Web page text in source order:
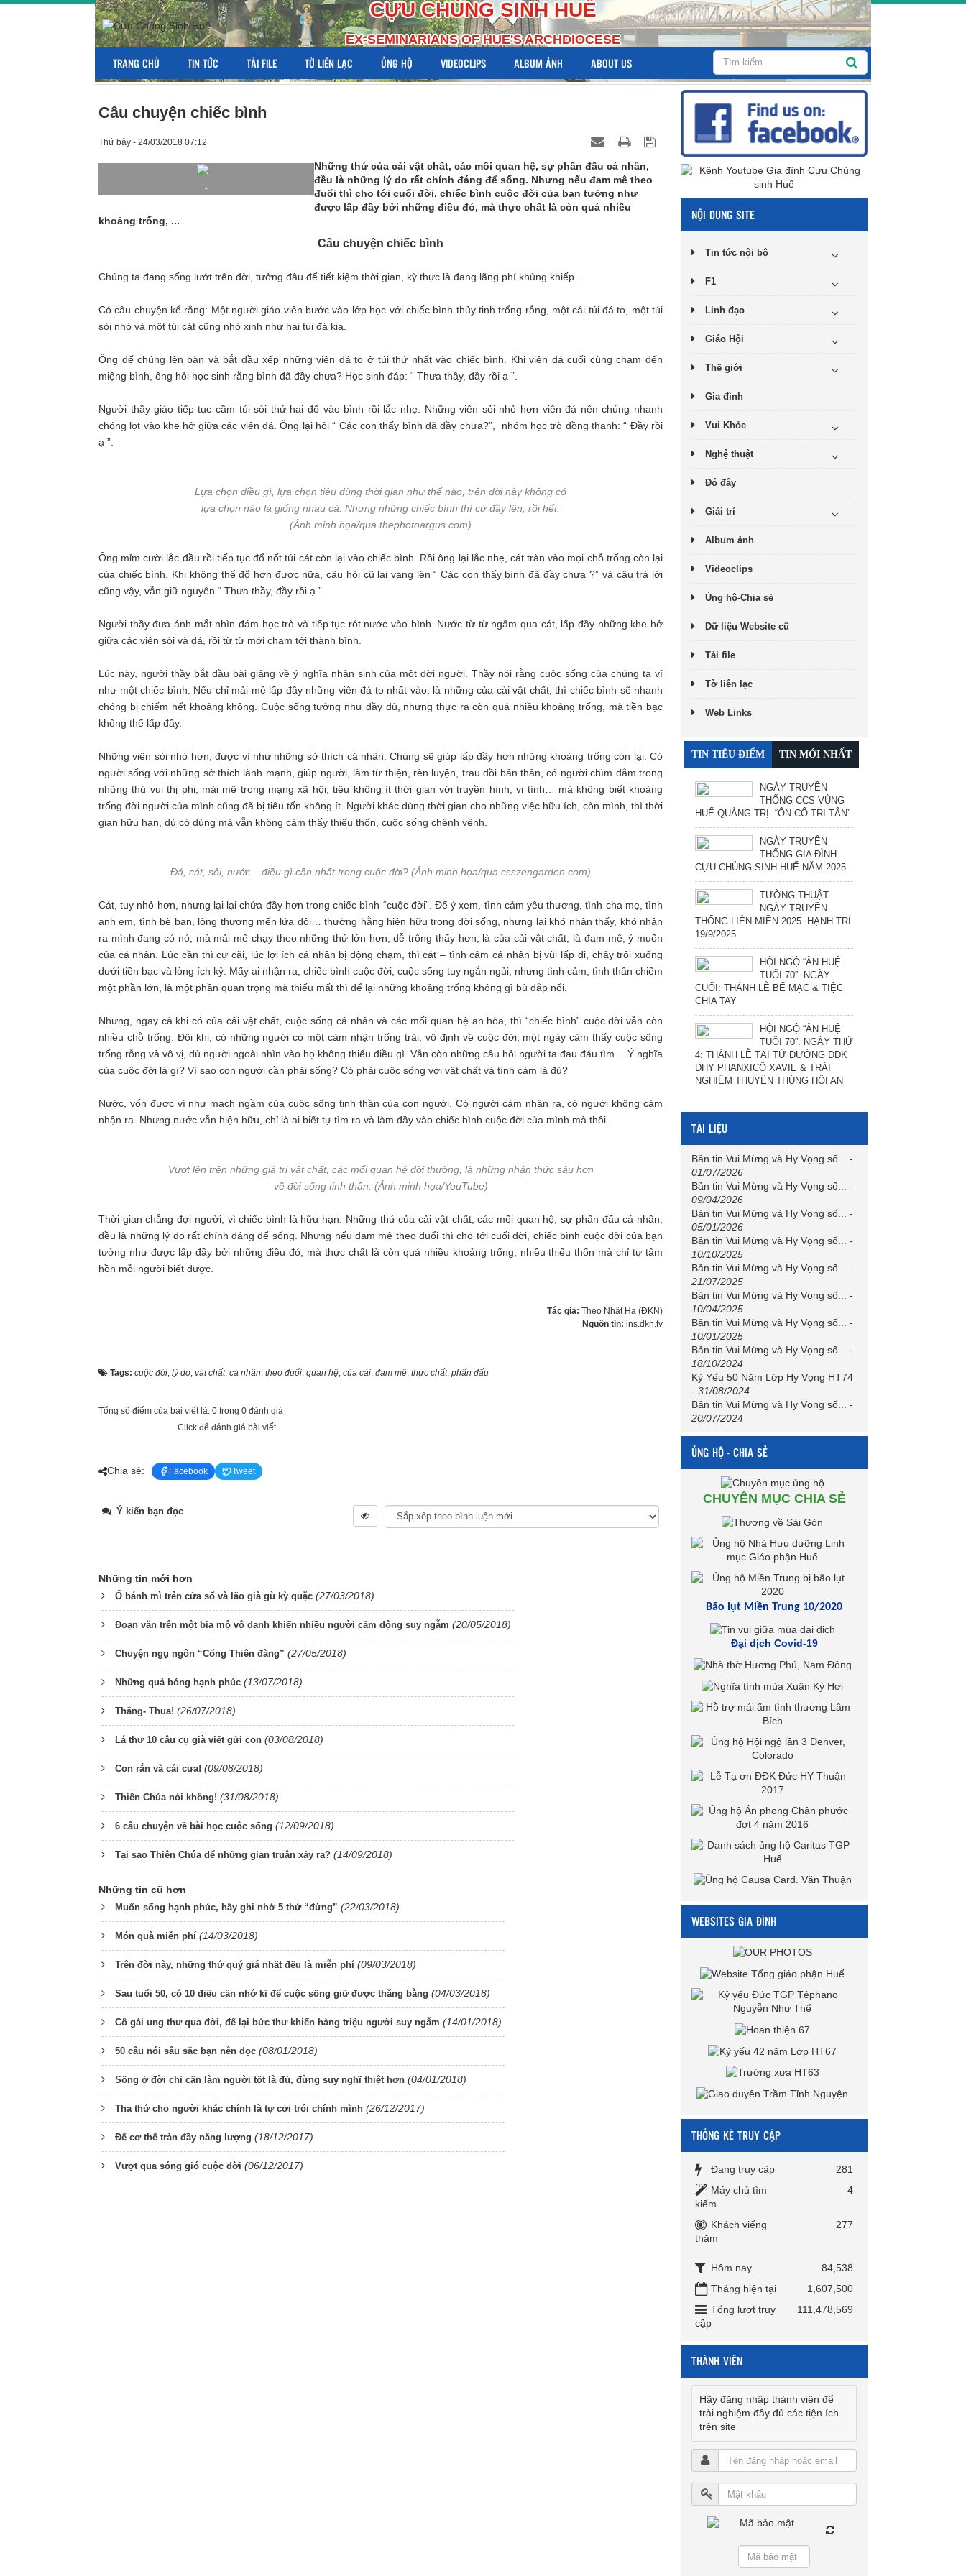
CỰU CHỦNG SINH HUẾ
EX-SEMINARIANS OF HUE'S ARCHDIOCESE
TRANG CHỦ TIN TỨC TẢI FILE TỜ LIÊN LẠC ỦNG HỘ VIDEOCLIPS ALBUM ẢNH ABOUT US
Câu chuyện chiếc bình
Thứ bảy - 24/03/2018 07:12
-
Những thứ của cải vật chất, các mối quan hệ, sự phấn đấu cá nhân,
đều là những lý do rất chính đáng để sống. Nhưng nếu đam mê theo
đuổi thì cho tới cuối đời, chiếc bình cuộc đời của bạn tưởng như
được lấp đầy bởi những điều đó, mà thực chất là còn quá nhiều
khoảng trống, ...
Câu chuyện chiếc bình
Chúng ta đang sống lướt trên đời, tưởng đâu để tiết kiệm thời gian, kỳ thực là đang lãng phí khủng khiếp…
Có câu chuyện kể rằng: Một người giáo viên bước vào lớp học với chiếc bình thủy tinh trống rỗng, một cái túi đá to, một túi
sỏi nhỏ và một túi cát cũng nhỏ xinh như hai túi đá kia.
Ông để chúng lên bàn và bắt đầu xếp những viên đá to ở túi thứ nhất vào chiếc bình. Khi viên đá cuối cùng chạm đến
miệng bình, ông hỏi học sinh rằng bình đã đầy chưa? Học sinh đáp: “ Thưa thầy, đầy rồi ạ ”.
Người thầy giáo tiếp tục cầm túi sỏi thứ hai đổ vào bình rồi lắc nhẹ. Những viên sỏi nhỏ hơn viên đá nên chúng nhanh
chóng lọt vào khe hở giữa các viên đá. Ông lại hỏi “ Các con thấy bình đã đầy chưa?”, nhóm học trò đồng thanh: “ Đầy rồi
ạ ”.
Lựa chọn điều gì, lựa chọn tiêu dùng thời gian như thế nào, trên đời này không có
lựa chọn nào là giống nhau cả. Nhưng những chiếc bình thì cứ đầy lên, rồi hết.
(Ảnh minh họa/qua thephotoargus.com)
Ông mỉm cười lắc đầu rồi tiếp tục đổ nốt túi cát còn lại vào chiếc bình. Rồi ông lại lắc nhẹ, cát tràn vào mọi chỗ trống còn lại
của chiếc bình. Khi không thể đổ hơn được nữa, câu hỏi cũ lại vang lên “ Các con thấy bình đã đầy chưa ?” và câu trả lời
cũng vậy, vẫn giữ nguyên “ Thưa thầy, đầy rồi ạ ”.
Người thầy đưa ánh mắt nhìn đám học trò và tiếp tục rót nước vào bình. Nước từ từ ngấm qua cát, lấp đầy những khe hở
giữa các viên sỏi và đá, rồi từ từ mới chạm tới thành bình.
Lúc này, người thầy bắt đầu bài giảng về ý nghĩa nhân sinh của một đời người. Thầy nói rằng cuộc sống của chúng ta ví
như một chiếc bình. Nếu chỉ mải mê lấp đầy những viên đá to nhất vào, là những của cải vật chất, thì chiếc bình sẽ nhanh
chóng bị chiếm hết khoảng không. Cuộc sống tưởng như đầy đủ, nhưng thực ra còn quá nhiều khoảng trống, mà tiền bạc
không thể lấp đầy.
Những viên sỏi nhỏ hơn, được ví như những sở thích cá nhân. Chúng sẽ giúp lấp đầy hơn những khoảng trống còn lại. Có
người sống với những sở thích lành mạnh, giúp người, làm từ thiện, rèn luyện, trau dồi bản thân, có người chìm đắm trong
những thú vui thị phi, mải mê trong mạng xã hội, tiêu không ít thời gian với truyền hình, vi tính… mà không biết khoảng
trống đời người của mình cũng đã bị tiêu tốn không ít. Người khác dùng thời gian cho những việc hữu ích, còn mình, thì thời
gian hữu hạn, dù có dùng mà vẫn không cảm thấy thiếu thốn, cuộc sống chênh vênh.
Đá, cát, sỏi, nước – điều gì cần nhất trong cuộc đời? (Ảnh minh họa/qua csszengarden.com)
Cát, tuy nhỏ hơn, nhưng lại lại chứa đầy hơn trong chiếc bình “cuộc đời”. Để ý xem, tình cảm yêu thương, tình cha mẹ, tình
anh em, tình bè bạn, lòng thương mến lứa đôi… thường hằng hiện hữu trong đời sống, nhưng lại khó nhận thấy, khó nhận
ra mình đang có nó, mà mải mê chạy theo những thứ lớn hơn, dễ trông thấy hơn, là của cải vật chất, là đam mê, ý muốn
của cá nhân. Lúc cần thì cự cãi, lúc lợi ích cá nhân bị động chạm, thì cát – tình cảm cá nhân bị vùi lấp đi, chảy trôi xuống
dưới tiền bạc và lòng ích kỷ. Mấy ai nhận ra, chiếc bình cuộc đời, cuộc sống tuy ngắn ngủi, nhưng tình cảm, tình thân chiếm
một phần lớn, là một phần quan trọng mà thiếu mất thì để lại những khoảng trống không gì bù đắp nổi.
Nhưng, ngay cả khi có của cải vật chất, cuộc sống cá nhân và các mối quan hệ an hòa, thì “chiếc bình” cuộc đời vẫn còn
nhiều chỗ trống. Đôi khi, có những người có một cảm nhận trống trải, vô định về cuộc đời, một ngày cảm thấy cuộc sống
trống rỗng và vô vị, dù người ngoài nhìn vào họ không thiếu điều gì. Vẫn còn những câu hỏi người ta đau đáu tìm… Ý nghĩa
của cuộc đời là gì? Vì sao con người cần phải sống? Có phải cuộc sống với vật chất và tình cảm là đủ?
Nước, vốn được ví như mạch ngầm của cuộc sống tinh thần của con người. Có người cảm nhận ra, có người không cảm
nhận ra. Nhưng nước vẫn hiện hữu, chỉ là ai biết tự tìm ra và làm đầy vào chiếc bình cuộc đời của mình mà thôi.
Vượt lên trên những giá trị vật chất, các mối quan hệ đời thường, là những nhận thức sâu hơn
về đời sống tinh thần. (Ảnh minh họa/YouTube)
Thời gian chẳng đợi người, vì chiếc bình là hữu hạn. Những thứ của cải vật chất, các mối quan hệ, sự phấn đấu cá nhân,
đều là những lý do rất chính đáng để sống. Nhưng nếu đam mê theo đuổi thì cho tới cuối đời, chiếc bình cuộc đời của bạn
tưởng như được lấp đầy bởi những điều đó, mà thực chất là còn quá nhiều khoảng trống, nhiều thiếu thốn mà chỉ tự tâm
hồn mỗi người biết được.
Tác giả: Theo Nhật Hạ (ĐKN)
Nguồn tin: ins.dkn.tv
Tags: cuộc đời lý do vật chất, cá nhân theo đuổi quan hệ của cải đam mê thực chất, phấn đấu
Tổng số điểm của bài viết là: 0 trong 0 đánh giá
Click để đánh giá bài viết
Chia sẻ: Facebook Tweet
Ý kiến bạn đọc
Những tin mới hơn
Ổ bánh mì trên cửa sổ và lão già gù kỳ quặc (27/03/2018)
Đoạn văn trên một bia mộ vô danh khiến nhiều người cảm động suy ngẫm (20/05/2018)
Chuyện ngụ ngôn “Cổng Thiên đàng” (27/05/2018)
Những quả bóng hạnh phúc (13/07/2018)
Thắng- Thua! (26/07/2018)
Lá thư 10 câu cụ già viết gửi con (03/08/2018)
Con rắn và cái cưa! (09/08/2018)
Thiên Chúa nói không! (31/08/2018)
6 câu chuyện về bài học cuộc sống (12/09/2018)
Tại sao Thiên Chúa để những gian truân xảy ra? (14/09/2018)
Những tin cũ hơn
Muốn sống hạnh phúc, hãy ghi nhớ 5 thứ “đừng” (22/03/2018)
Món quà miễn phí (14/03/2018)
Trên đời này, những thứ quý giá nhất đều là miễn phí (09/03/2018)
Sau tuổi 50, có 10 điều cần nhớ kĩ để cuộc sống giữ được thăng bằng (04/03/2018)
Cô gái ung thư qua đời, để lại bức thư khiến hàng triệu người suy ngẫm (14/01/2018)
50 câu nói sâu sắc bạn nên đọc (08/01/2018)
Sống ở đời chỉ cần làm người tốt là đủ, đừng suy nghĩ thiệt hơn (04/01/2018)
Tha thứ cho người khác chính là tự cởi trói chính mình (26/12/2017)
Để cơ thể tràn đầy năng lượng (18/12/2017)
Vượt qua sóng gió cuộc đời (06/12/2017)
NỘI DUNG SITE
Tin tức nội bộ
F1
Linh đạo
Giáo Hội
Thế giới
Gia đình
Vui Khỏe
Nghệ thuật
Đó đây
Giải trí
Album ảnh
Videoclips
Ủng hộ-Chia sẻ
Dữ liệu Website cũ
Tải file
Tờ liên lạc
Web Links
TIN TIÊU ĐIỂM TIN MỚI NHẤT
NGÀY TRUYỀN
THỐNG CCS VÙNG
HUẾ-QUẢNG TRỊ. “ÔN CỐ TRI TÂN”
NGÀY TRUYỀN
THỐNG GIA ĐÌNH
CỰU CHỦNG SINH HUẾ NĂM 2025
TƯỜNG THUẬT
NGÀY TRUYỀN
THỐNG LIÊN MIỀN 2025. HẠNH TRÍ
19/9/2025
HỘI NGỘ “ÂN HUỆ
TUỔI 70”. NGÀY
CUỐI: THÁNH LỄ BẾ MẠC & TIỆC
CHIA TAY
HỘI NGỘ “ÂN HUỆ
TUỔI 70”. NGÀY THỨ
4: THÁNH LỄ TẠI TỪ ĐƯỜNG ĐĐK
ĐHY PHANXICÔ XAVIE & TRẢI
NGHIỆM THUYỀN THÚNG HỘI AN
TÀI LIỆU
Bản tin Vui Mừng và Hy Vọng số...
-
01/07/2026
Bản tin Vui Mừng và Hy Vọng số...
-
09/04/2026
Bản tin Vui Mừng và Hy Vọng số...
-
05/01/2026
Bản tin Vui Mừng và Hy Vọng số...
-
10/10/2025
Bản tin Vui Mừng và Hy Vọng số...
-
21/07/2025
Bản tin Vui Mừng và Hy Vọng số...
-
10/04/2025
Bản tin Vui Mừng và Hy Vọng số...
-
10/01/2025
Bản tin Vui Mừng và Hy Vọng số...
-
18/10/2024
Kỷ Yếu 50 Năm Lớp Hy Vọng HT74
- 31/08/2024
Bản tin Vui Mừng và Hy Vọng số...
-
20/07/2024
ỦNG HỘ - CHIA SẺ
CHUYÊN MỤC CHIA SẺ
Bão lụt Miền Trung 10/2020
Đại dịch Covid-19
WEBSITES GIA ĐÌNH
THỐNG KÊ TRUY CẬP
Đang truy cập
281
Máy chủ tìm
kiếm
4
Khách viếng
thăm
277
Hôm nay
84,538
Tháng hiện tại
1,607,500
Tổng lượt truy
cập
111,478,569
THÀNH VIÊN
Hãy đăng nhập thành viên để
trải nghiệm đầy đủ các tiện ích
trên site